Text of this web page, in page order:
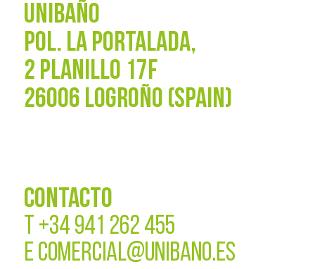
UNIBAÑO
POL. La Portalada,
2 PLANILLO 17F
26006 LOGROÑO (SPAIN)
CONTACTO
T +34 941 262 455
E COMERCIAL@UNIBANO.ES